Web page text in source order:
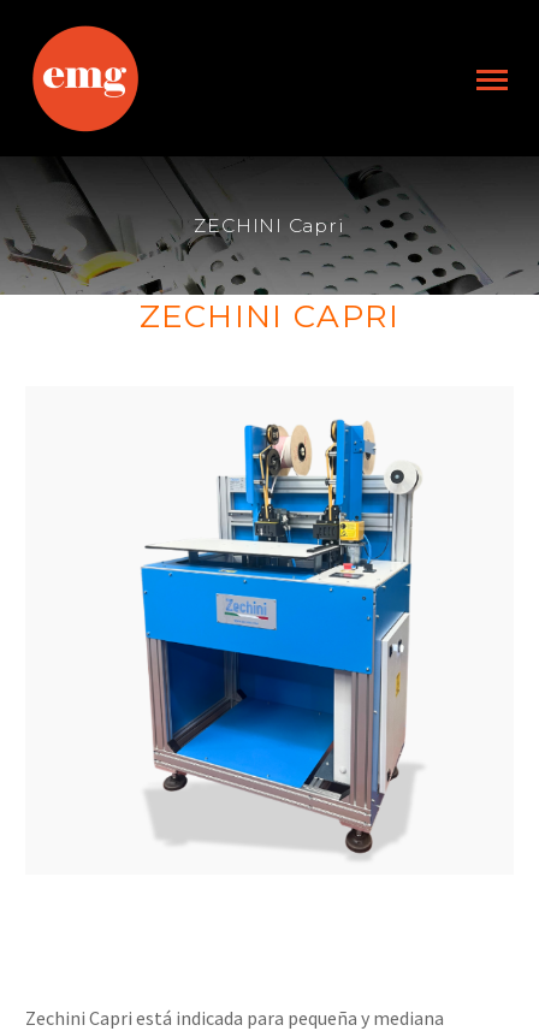
ZECHINI Capri
ZECHINI CAPRI
Zechini Capri está indicada para pequeña y mediana